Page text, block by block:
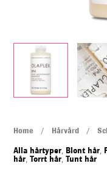
Home / Hårvård/
Alla hårtyper, Blont hår,
hår, Torrt hår, Tunt hår
Olaplex
No.4
quantity